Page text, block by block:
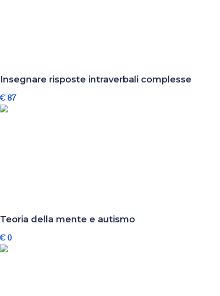
Insegnare risposte intraverbali complesse
€ 87
Teoria della mente e autismo
€ 0